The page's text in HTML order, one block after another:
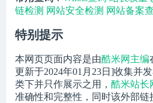
链检测 网站安全检测 网站备案
特别提示
本网页页面内容是由酷米网主编
更新于2024年01月23日]收集并
类下并只作展示之用， 酷米站长
准确性和完整性，同时该外部链